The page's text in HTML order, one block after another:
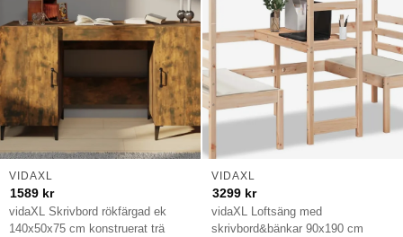
vidaXL Skrivbord rökfärgad ek
140x50x75 cm konstruerat trä
VIDAXL
1589 kr
vidaXL Loftsäng med
skrivbord&bänkar 90x190 cm
VIDAXL
3299 kr